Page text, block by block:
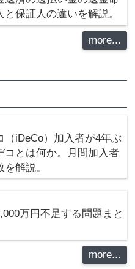
保証人の違いを解説。
more...
（iDeCo）加入者が4年ぶ
コとは何か。月間加入者
解説。
万円不足する問題まと
more...